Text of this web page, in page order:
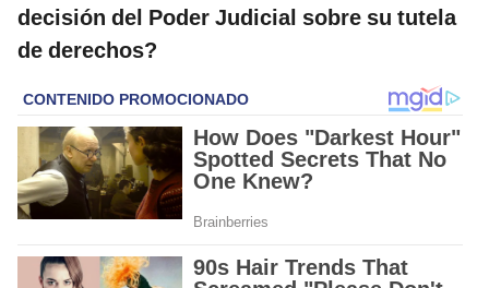
decisión del Poder Judicial sobre su tutela
de derechos?